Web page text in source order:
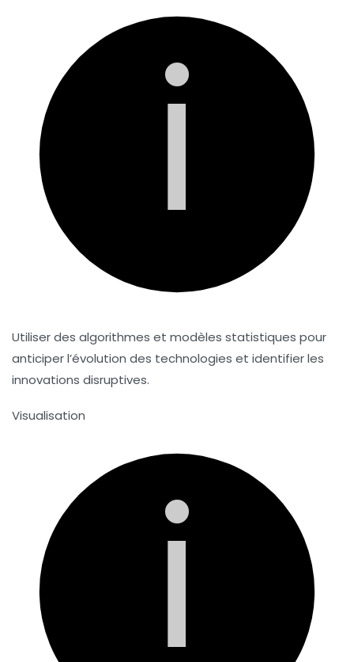
i
Utiliser des algorithmes et modèles statistiques pour
anticiper l’évolution des technologies et identifier les
innovations disruptives.
Visualisation
i